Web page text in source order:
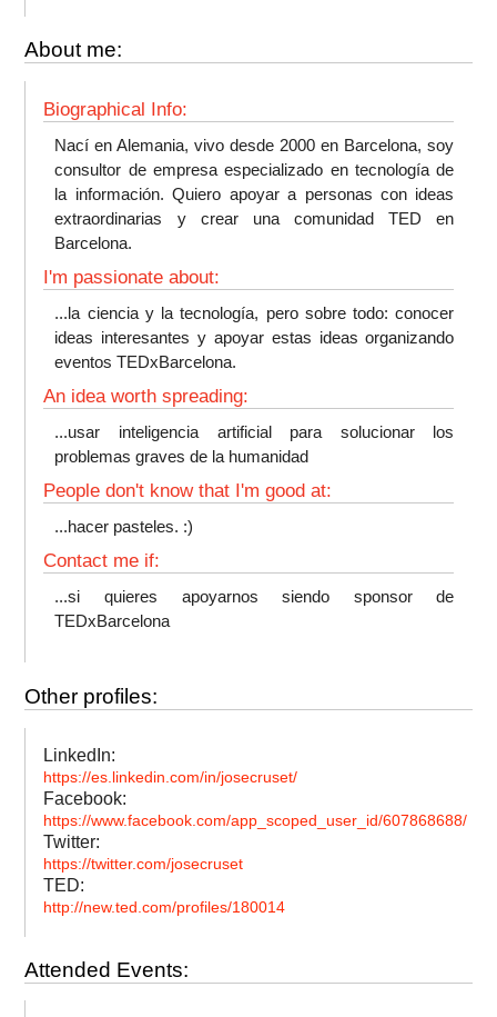
About me:
Biographical Info:
Nací en Alemania, vivo desde 2000 en Barcelona, soy
consultor de empresa especializado en tecnología de
la información. Quiero apoyar a personas con ideas
extraordinarias y crear una comunidad TED en
Barcelona.
I'm passionate about:
...la ciencia y la tecnología, pero sobre todo: conocer
ideas interesantes y apoyar estas ideas organizando
eventos TEDxBarcelona.
An idea worth spreading:
...usar inteligencia artificial para solucionar los
problemas graves de la humanidad
People don't know that I'm good at:
...hacer pasteles. :)
Contact me if:
...si quieres apoyarnos siendo sponsor de
TEDxBarcelona
Other profiles:
LinkedIn:
https://es.linkedin.com/in/josecruset/
Facebook:
https://www.facebook.com/app_scoped_user_id/607868688/
Twitter:
https://twitter.com/josecruset
TED:
http://new.ted.com/profiles/180014
Attended Events: